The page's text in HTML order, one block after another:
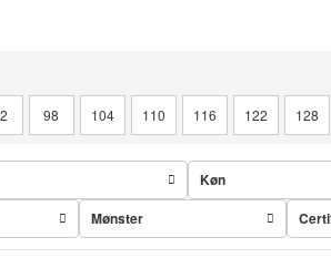
98 104 110 116 122 128
Køn
Mønster